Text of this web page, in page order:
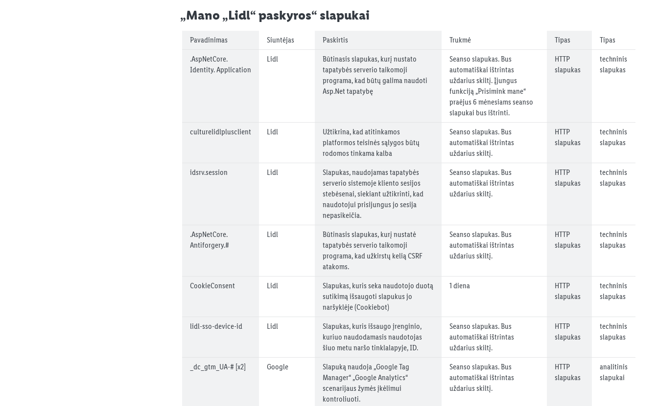
„Mano „Lidl“ paskyros“ slapukai
Pavadinimas Siuntėjas Paskirtis Trukmė Tipas Tipas
.AspNetCore.
Identity. Application
Lidl
Būtinasis slapukas, kurį nustato
tapatybės serverio taikomoji
programa, kad būtų galima naudoti
Asp.Net tapatybę
Seanso slapukas. Bus
automatiškai ištrintas
uždarius skiltį. Įjungus
funkciją „Prisimink mane“
praėjus 6 mėnesiams seanso
slapukai bus ištrinti.
HTTP
slapukas
techninis
slapukas
culturelidlplusclient Lidl
Užtikrina, kad atitinkamos
platformos teisinės sąlygos būtų
rodomos tinkama kalba
Seanso slapukas. Bus
automatiškai ištrintas
uždarius skiltį.
HTTP
slapukas
techninis
slapukas
idsrv.session Lidl
Slapukas, naudojamas tapatybės
serverio sistemoje kliento sesijos
stebėsenai, siekiant užtikrinti, kad
naudotojui prisijungus jo sesija
nepasikeičia.
Seanso slapukas. Bus
automatiškai ištrintas
uždarius skiltį.
HTTP
slapukas
techninis
slapukas
.AspNetCore.
Antiforgery.#
Lidl
Būtinasis slapukas, kurį nustatė
tapatybės serverio taikomoji
programa, kad užkirstų kelią CSRF
atakoms.
Seanso slapukas. Bus
automatiškai ištrintas
uždarius skiltį.
HTTP
slapukas
techninis
slapukas
CookieConsent Lidl
Slapukas, kuris seka naudotojo duotą
sutikimą išsaugoti slapukus jo
naršyklėje (Cookiebot)
1 diena
HTTP
slapukas
techninis
slapukas
lidl-sso-device-id Lidl
Slapukas, kuris išsaugo įrenginio,
kuriuo naudodamasis naudotojas
šiuo metu naršo tinklalapyje, ID.
Seanso slapukas. Bus
automatiškai ištrintas
uždarius skiltį.
HTTP
slapukas
techninis
slapukas
_dc_gtm_UA-# [x2] Google
Slapuką naudoja „Google Tag
Manager“ „Google Analytics“
scenarijaus žymės įkėlimui
kontroliuoti.
Seanso slapukas. Bus
automatiškai ištrintas
uždarius skiltį.
HTTP
slapukas
analitinis
slapukai